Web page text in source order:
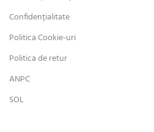
Confidențialitate
Politica Cookie-uri
Politica de retur
ANPC
SOL